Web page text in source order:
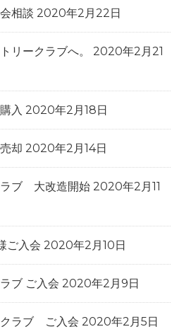
相談 2020年2月22日
リークラブへ。
2020年2月21
入 2020年2月18日
却 2020年2月14日
ラブ 大改造開始 2020年2月11
ご入会 2020年2月10日
ブ ご入会 2020年2月9日
クラブ ご入会 2020年2月5日